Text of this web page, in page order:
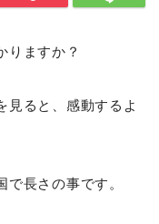
りますか？
見ると、感動するよ
長さの事です。